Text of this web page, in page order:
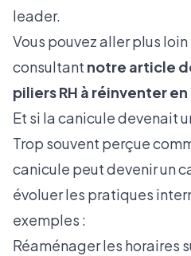
leader.
Vous pouvez aller plus loin
consultant notre article
piliers RH à réinventer
Et si la canicule devenait
Trop souvent perçue
canicule peut devenir un
évoluer les pratiques
exemples :
Réaménager les horaires